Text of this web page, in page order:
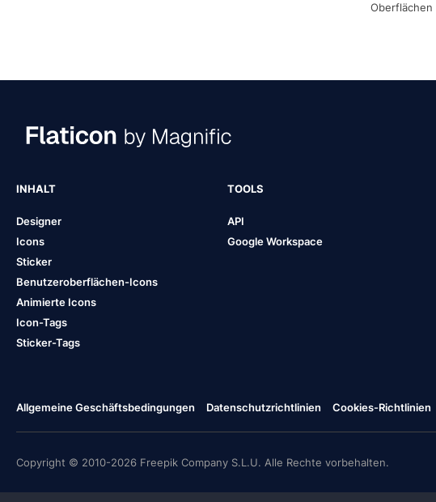
INHALT
Designer
Icons
Sticker
Benutzeroberflächen-Icons
Animierte Icons
Icon-Tags
Sticker-Tags
TOOLS
API
Google Workspace
Allgemeine Geschäftsbedingungen Datenschutzrichtlinien Cookies-Richtlinien
Copyright © 2010-2026 Freepik Company S.L.U. Alle Rechte vorbehalten.